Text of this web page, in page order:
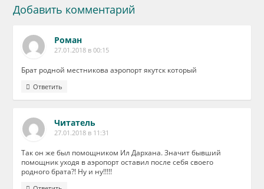
Добавить комментарий
Роман
27.01.2018 в 00:15
Брат родной местникова аэропорт якутск который
Ответить
Читатель
27.01.2018 в 11:31
Так он же был помощником Ил Дархана. Значит бывший
помощник уходя в аэропорт оставил после себя своего
родного брата?! Ну и ну!!!!!